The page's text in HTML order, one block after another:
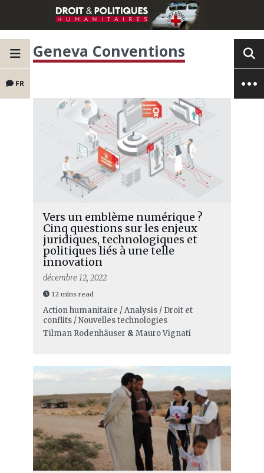
FR
Geneva Conventions
Vers un emblème numérique ?
Cinq questions sur les enjeux
juridiques, technologiques et
politiques liés à une telle
innovation
décembre 12, 2022
12 mins read
Action humanitaire / Analysis / Droit et
conflits / Nouvelles technologies
Tilman Rodenhäuser & Mauro Vignati